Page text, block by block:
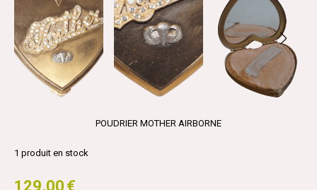
POUDRIER MOTHER AIRBORNE
129,00 €
1 produit en stock